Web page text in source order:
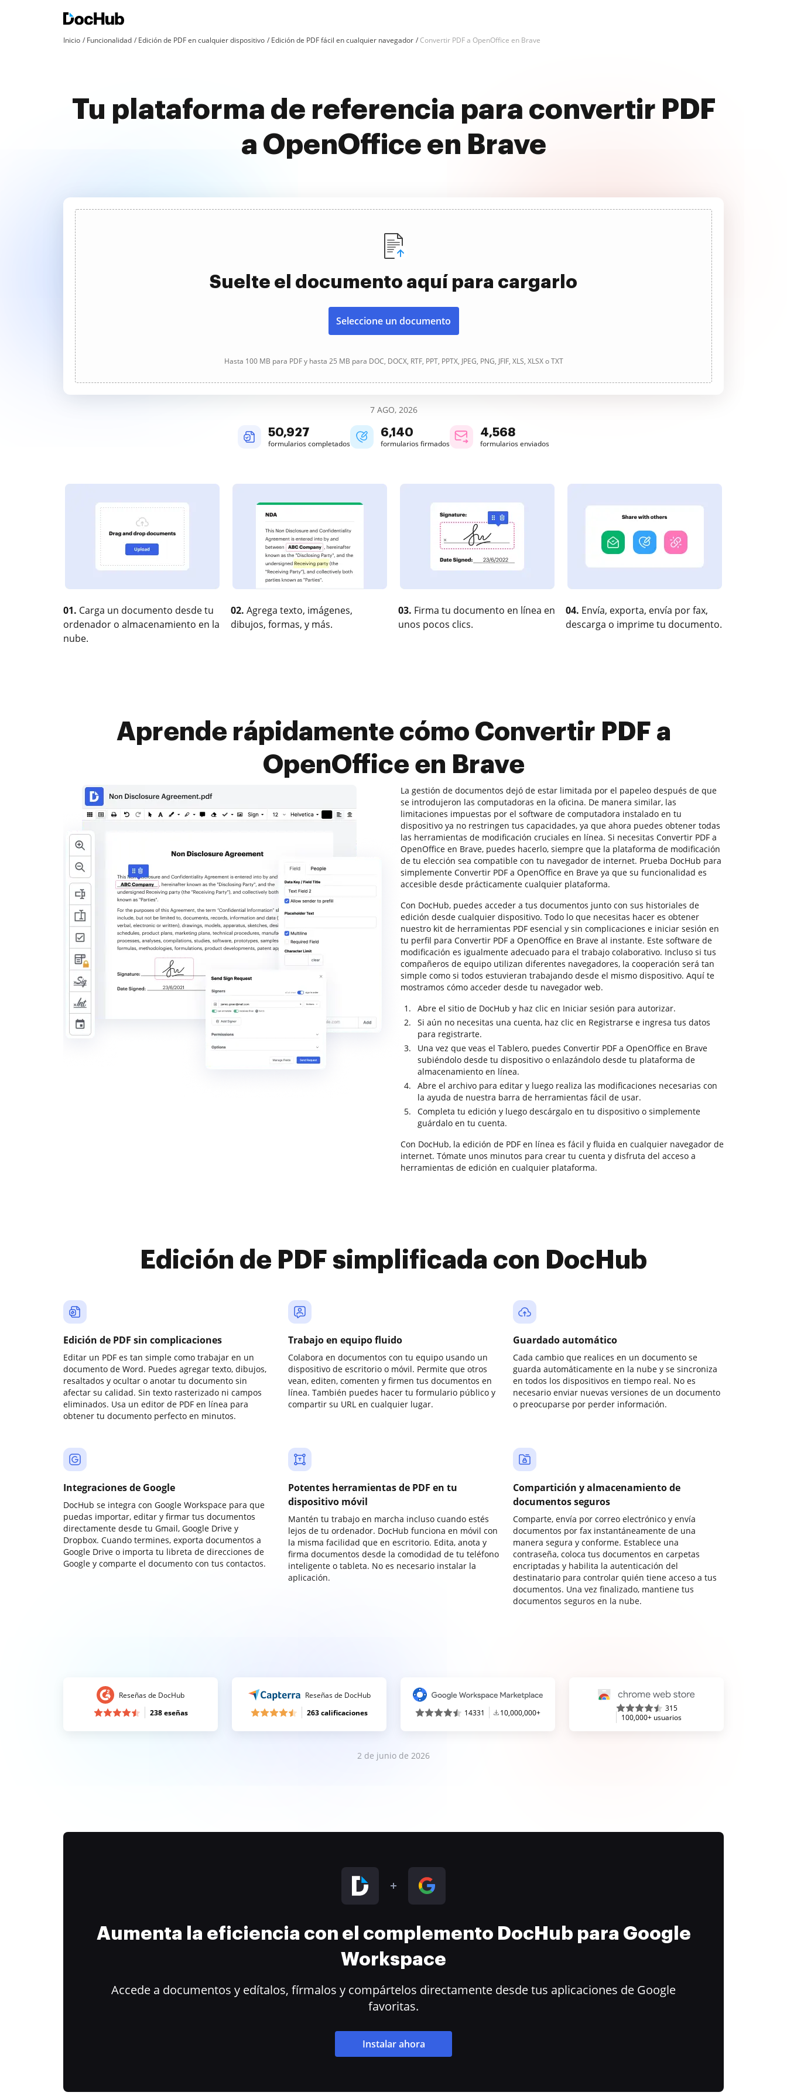
Inicio Funcionalidad Edición de PDF en cualquier dispositivo Edición de PDF fácil en cualquier navegador Convertir PDF a OpenOffice en Brave
Tu plataforma de referencia para convertir PDF
a OpenOffice en Brave
Suelte el documento aquí para cargarlo
Seleccione un documento
Hasta 100 MB para PDF y hasta 25 MB para DOC, DOCX, RTF, PPT, PPTX, JPEG, PNG, JFIF, XLS, XLSX o TXT
7 AGO, 2026
50,927
formularios completados
6,140
formularios firmados
4,568
formularios enviados
01. Carga un documento desde tu
ordenador o almacenamiento en la
nube.
02. Agrega texto, imágenes,
dibujos, formas, y más.
03. Firma tu documento en línea en
unos pocos clics.
04. Envía, exporta, envía por fax,
descarga o imprime tu documento.
Aprende rápidamente cómo Convertir PDF a
OpenOffice en Brave
La gestión de documentos dejó de estar limitada por el papeleo después de que
se introdujeron las computadoras en la oficina. De manera similar, las
limitaciones impuestas por el software de computadora instalado en tu
dispositivo ya no restringen tus capacidades, ya que ahora puedes obtener todas
las herramientas de modificación cruciales en línea. Si necesitas Convertir PDF a
OpenOffice en Brave, puedes hacerlo, siempre que la plataforma de modificación
de tu elección sea compatible con tu navegador de internet. Prueba DocHub para
simplemente Convertir PDF a OpenOffice en Brave ya que su funcionalidad es
accesible desde prácticamente cualquier plataforma.
Con DocHub, puedes acceder a tus documentos junto con sus historiales de
edición desde cualquier dispositivo. Todo lo que necesitas hacer es obtener
nuestro kit de herramientas PDF esencial y sin complicaciones e iniciar sesión en
tu perfil para Convertir PDF a OpenOffice en Brave al instante. Este software de
modificación es igualmente adecuado para el trabajo colaborativo. Incluso si tus
compañeros de equipo utilizan diferentes navegadores, la cooperación será tan
simple como si todos estuvieran trabajando desde el mismo dispositivo. Aquí te
mostramos cómo acceder desde tu navegador web.
Abre el sitio de DocHub y haz clic en Iniciar sesión para autorizar.
Si aún no necesitas una cuenta, haz clic en Registrarse e ingresa tus datos
para registrarte.
Una vez que veas el Tablero, puedes Convertir PDF a OpenOffice en Brave
subiéndolo desde tu dispositivo o enlazándolo desde tu plataforma de
almacenamiento en línea.
Abre el archivo para editar y luego realiza las modificaciones necesarias con
la ayuda de nuestra barra de herramientas fácil de usar.
Completa tu edición y luego descárgalo en tu dispositivo o simplemente
guárdalo en tu cuenta.
Con DocHub, la edición de PDF en línea es fácil y fluida en cualquier navegador de
internet. Tómate unos minutos para crear tu cuenta y disfruta del acceso a
herramientas de edición en cualquier plataforma.
Edición de PDF simplificada con DocHub
Edición de PDF sin complicaciones
Editar un PDF es tan simple como trabajar en un
documento de Word. Puedes agregar texto, dibujos,
resaltados y ocultar o anotar tu documento sin
afectar su calidad. Sin texto rasterizado ni campos
eliminados. Usa un editor de PDF en línea para
obtener tu documento perfecto en minutos.
Trabajo en equipo fluido
Colabora en documentos con tu equipo usando un
dispositivo de escritorio o móvil. Permite que otros
vean, editen, comenten y firmen tus documentos en
línea. También puedes hacer tu formulario público y
compartir su URL en cualquier lugar.
Guardado automático
Cada cambio que realices en un documento se
guarda automáticamente en la nube y se sincroniza
en todos los dispositivos en tiempo real. No es
necesario enviar nuevas versiones de un documento
o preocuparse por perder información.
Integraciones de Google
DocHub se integra con Google Workspace para que
puedas importar, editar y firmar tus documentos
directamente desde tu Gmail, Google Drive y
Dropbox. Cuando termines, exporta documentos a
Google Drive o importa tu libreta de direcciones de
Google y comparte el documento con tus contactos.
Potentes herramientas de PDF en tu
dispositivo móvil
Mantén tu trabajo en marcha incluso cuando estés
lejos de tu ordenador. DocHub funciona en móvil con
la misma facilidad que en escritorio. Edita, anota y
firma documentos desde la comodidad de tu teléfono
inteligente o tableta. No es necesario instalar la
aplicación.
Compartición y almacenamiento de
documentos seguros
Comparte, envía por correo electrónico y envía
documentos por fax instantáneamente de una
manera segura y conforme. Establece una
contraseña, coloca tus documentos en carpetas
encriptadas y habilita la autenticación del
destinatario para controlar quién tiene acceso a tus
documentos. Una vez finalizado, mantiene tus
documentos seguros en la nube.
Reseñas de DocHub
238 eseñas
Reseñas de DocHub
263 calificaciones
14331 10,000,000+
315
100,000+ usuarios
2 de junio de 2026
Aumenta la eficiencia con el complemento DocHub para Google
Workspace
Accede a documentos y edítalos, fírmalos y compártelos directamente desde tus aplicaciones de Google
favoritas.
Instalar ahora